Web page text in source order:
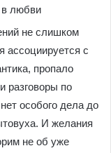
не слишком
ассоциируется с
пропало
разговоры по
особого дела до
И желания
не об уже